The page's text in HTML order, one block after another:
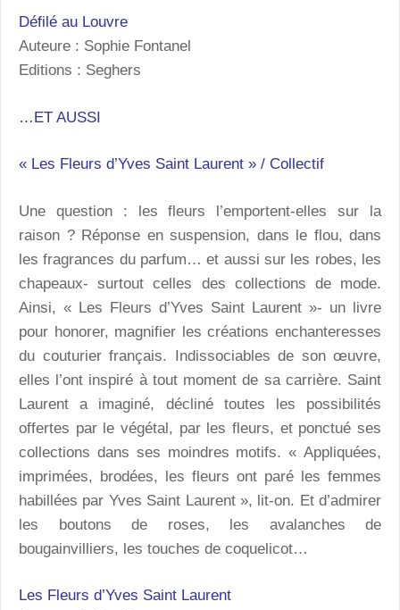
Défilé au Louvre
Auteure : Sophie Fontanel
Editions : Seghers
…ET AUSSI
« Les Fleurs d’Yves Saint Laurent » / Collectif
Une question : les fleurs l’emportent-elles sur la
raison ? Réponse en suspension, dans le flou, dans
les fragrances du parfum… et aussi sur les robes, les
chapeaux- surtout celles des collections de mode.
Ainsi, « Les Fleurs d’Yves Saint Laurent »- un livre
pour honorer, magnifier les créations enchanteresses
du couturier français. Indissociables de son œuvre,
elles l’ont inspiré à tout moment de sa carrière. Saint
Laurent a imaginé, décliné toutes les possibilités
offertes par le végétal, par les fleurs, et ponctué ses
collections dans ses moindres motifs. « Appliquées,
imprimées, brodées, les fleurs ont paré les femmes
habillées par Yves Saint Laurent », lit-on. Et d’admirer
les boutons de roses, les avalanches de
bougainvilliers, les touches de coquelicot…
Les Fleurs d’Yves Saint Laurent